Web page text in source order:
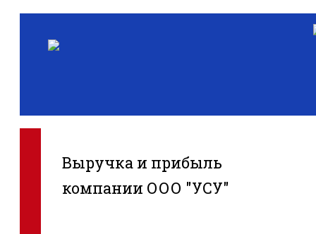
Выручка и прибыль
компании ООО "УСУ"